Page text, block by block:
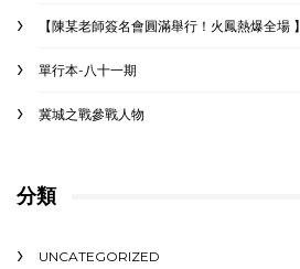
【陳某老師簽名會圓滿舉行！火鳳熱爆全場 】
單行本-八十一期
冀城之戰參戰人物
分類
UNCATEGORIZED